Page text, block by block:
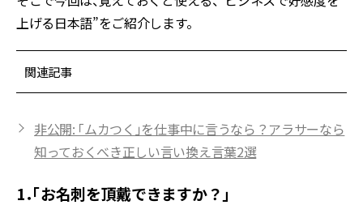
上げる日本語”をご紹介します。
関連記事
非公開: 「ムカつく」を仕事中に言うなら？アラサーなら
知っておくべき正しい言い換え言葉2選
1．「お名刺を頂戴できますか？」